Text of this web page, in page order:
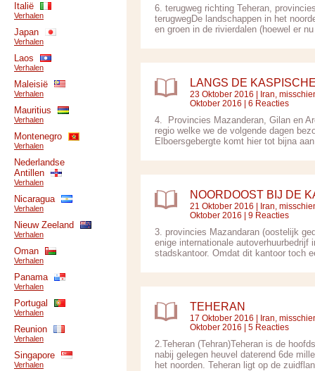
6. terugweg richting Teheran,
terugwegDe landschappen in het
en groen in de rivierdalen (hoewel er
LANGS DE
23 Oktober 2016 | Iran,
Oktober 2016 | 6 Reacties
4. Provincies Mazanderan, Gilan en
regio welke we de volgende dagen
Elboersgebergte komt hier tot bijna
NOORDOOST BIJ DE
21 Oktober 2016 | Iran,
Oktober 2016 | 9 Reacties
3. provincies Mazandaran (oostelijk
enige internationale autoverhuurbedrijf
stadskantoor. Omdat dit kantoor toch
TEHERAN
17 Oktober 2016 | Iran,
Oktober 2016 | 5 Reacties
2.Teheran (Tehran)Teheran is de
nabij gelegen heuvel daterend 6de
het noorden. Teheran ligt op de
Italië
Verhalen
Japan
Verhalen
Laos
Verhalen
Maleisië
Verhalen
Mauritius
Verhalen
Montenegro
Verhalen
Nederlandse
Antillen
Verhalen
Nicaragua
Verhalen
Nieuw Zeeland
Verhalen
Oman
Verhalen
Panama
Verhalen
Portugal
Verhalen
Reunion
Verhalen
Singapore
Verhalen